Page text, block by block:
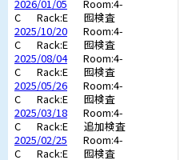
2026/01/05
Room:4-
C
Rack:E
囮検査
2025/10/20
Room:4-
C
Rack:E
囮検査
2025/08/04
Room:4-
C
Rack:E
囮検査
2025/05/26
Room:4-
C
Rack:E
囮検査
2025/03/18
Room:4-
C
Rack:E
追加検査
2025/02/25
Room:4-
C
Rack:E
囮検査